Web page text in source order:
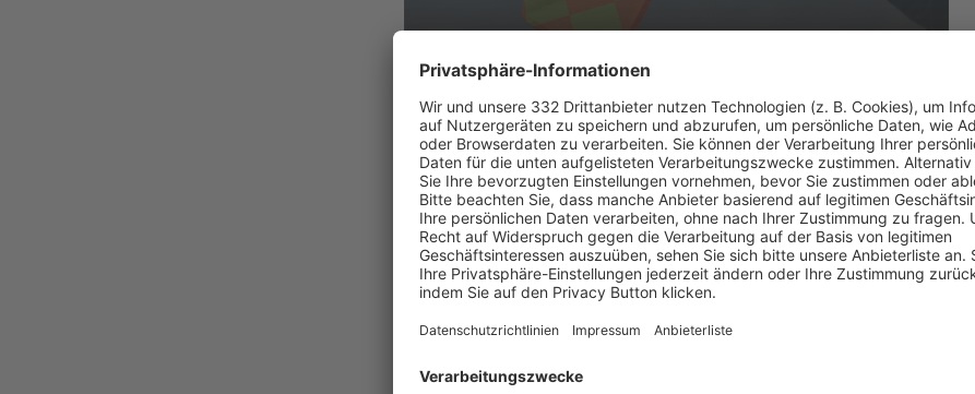
404 – OOPS, DAS GING
WOHL INS AUS.
Die angeforderte Seite existiert leider nicht.